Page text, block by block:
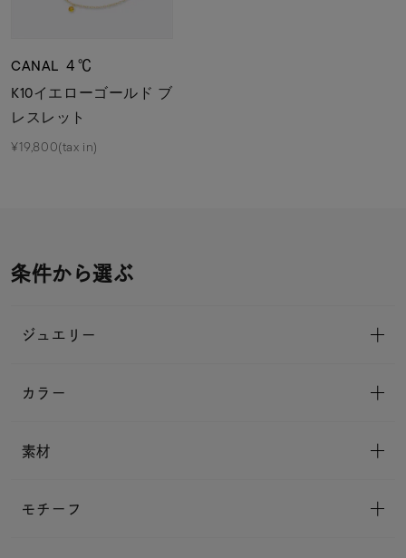
CANAL ４℃
K10イエローゴールド ブ
レスレット
¥19,800(tax in)
条件から選ぶ
ジュエリー
カラー
素材
モチーフ